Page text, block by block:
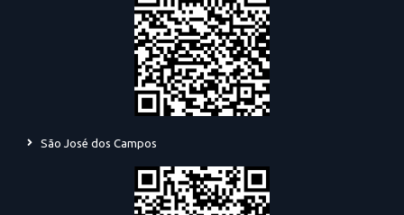
São José dos Campos